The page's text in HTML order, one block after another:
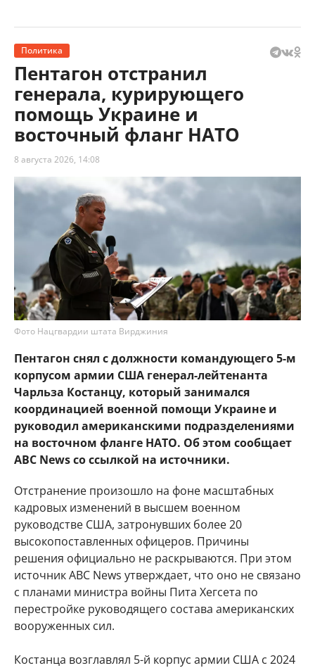
Политика
Пентагон отстранил
генерала, курирующего
помощь Украине и
восточный фланг НАТО
8 августа 2026, 14:08
Фото Нацгвардии штата Вирджиния
Пентагон снял с должности командующего 5-м
корпусом армии США генерал-лейтенанта
Чарльза Костанцу, который занимался
координацией военной помощи Украине и
руководил американскими подразделениями
на восточном фланге НАТО. Об этом сообщает
ABC News со ссылкой на источники.
Отстранение произошло на фоне масштабных
кадровых изменений в высшем военном
руководстве США, затронувших более 20
высокопоставленных офицеров. Причины
решения официально не раскрываются. При этом
источник ABC News утверждает, что оно не связано
с планами министра войны Пита Хегсета по
перестройке руководящего состава американских
вооруженных сил.
Костанца возглавлял 5-й корпус армии США с 2024